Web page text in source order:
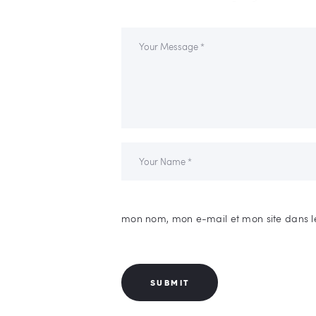
mon nom, mon e-mail et mon site dans